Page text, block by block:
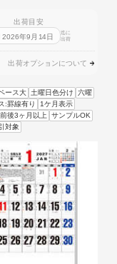
出荷目安
2026年9 月 14日
迄に
出荷
出荷オプションについて
ース大 土曜日色分け
六曜
:罫線有り
1ケ月表示
後3ヶ月以上
サンプルOK
対象